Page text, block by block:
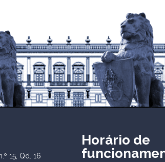
15, Qd. 16
Horário de